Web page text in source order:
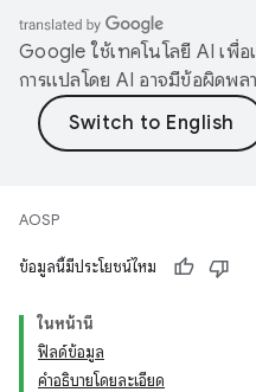
Google ใช้เทคโนโลยี AI เพื่
การแปลโดย AI อาจมีข้อผิดพล
AOSP
ข้อมูลนี้มีประโยชน์ไหม
ในหน้านี้
ฟิลด์ข้อมูล
คำอธิบายโดยละเอียด